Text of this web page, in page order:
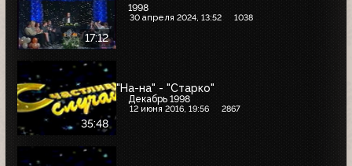
17:12
1998
30 апреля 2024, 13:52 1038
35:48
"На-на" - "Старко"
Декабрь 1998
12 июня 2016, 19:56 2867